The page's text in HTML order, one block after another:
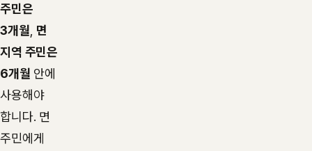
주민은
3개월 면
지역 주민은
6개월 안에
사용해야
합니다. 면
주민에게